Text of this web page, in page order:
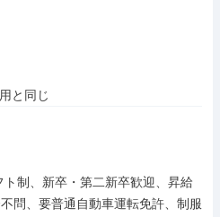
制、新卒・第二新卒歓迎、昇給
問、要普通自動車運転免許、制服